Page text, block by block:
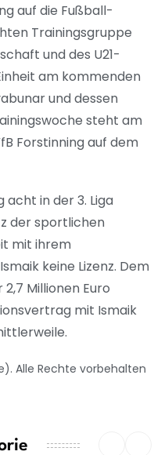
auf die Fußball-
Trainingsgruppe
und des U21-
am kommenden
und dessen
steht am
Forstinning auf dem
acht in der 3. Liga
der sportlichen
mit ihrem
keine Lizenz. Dem
Millionen Euro
mit Ismaik
Alle Rechte vorbehalten